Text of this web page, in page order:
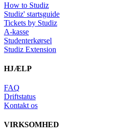
How to Studiz
Studiz' startsguide
Tickets by Studiz
A-kasse
Studenterkørsel
Studiz Extension
HJÆLP
FAQ
Driftstatus
Kontakt os
VIRKSOMHED